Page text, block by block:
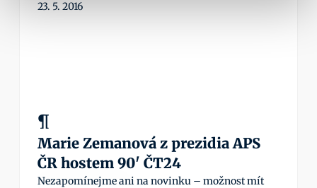
23. 5. 2016
¶
Marie Zemanová z prezidia APS
ČR hostem 90' ČT24
Nezapomínejme ani na novinku – možnost mít